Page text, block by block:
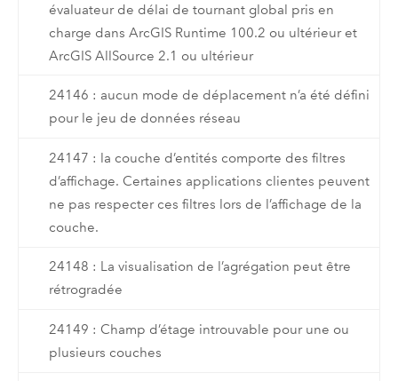
évaluateur de délai de tournant global pris en
charge dans ArcGIS Runtime 100.2 ou ultérieur et
ArcGIS AllSource 2.1 ou ultérieur
24146 : aucun mode de déplacement n’a été défini
pour le jeu de données réseau
24147 : la couche d’entités comporte des filtres
d’affichage. Certaines applications clientes peuvent
ne pas respecter ces filtres lors de l’affichage de la
couche.
24148 : La visualisation de l’agrégation peut être
rétrogradée
24149 : Champ d’étage introuvable pour une ou
plusieurs couches